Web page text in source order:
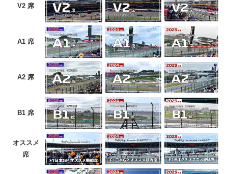
V2 席
A1 席
A2 席
B1 席
オススメ
席